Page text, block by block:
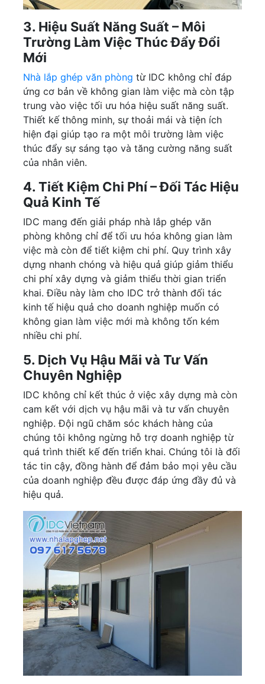
3. Hiệu Suất Năng Suất – Môi
Trường Làm Việc Thúc Đẩy Đổi
Mới
Nhà lắp ghép văn phòng từ IDC không chỉ đáp
ứng cơ bản về không gian làm việc mà còn tập
trung vào việc tối ưu hóa hiệu suất năng suất.
Thiết kế thông minh, sự thoải mái và tiện ích
hiện đại giúp tạo ra một môi trường làm việc
thúc đẩy sự sáng tạo và tăng cường năng suất
của nhân viên.
4. Tiết Kiệm Chi Phí – Đối Tác Hiệu
Quả Kinh Tế
IDC mang đến giải pháp nhà lắp ghép văn
phòng không chỉ để tối ưu hóa không gian làm
việc mà còn để tiết kiệm chi phí. Quy trình xây
dựng nhanh chóng và hiệu quả giúp giảm thiểu
chi phí xây dựng và giảm thiểu thời gian triển
khai. Điều này làm cho IDC trở thành đối tác
kinh tế hiệu quả cho doanh nghiệp muốn có
không gian làm việc mới mà không tốn kém
nhiều chi phí.
5. Dịch Vụ Hậu Mãi và Tư Vấn
Chuyên Nghiệp
IDC không chỉ kết thúc ở việc xây dựng mà còn
cam kết với dịch vụ hậu mãi và tư vấn chuyên
nghiệp. Đội ngũ chăm sóc khách hàng của
chúng tôi không ngừng hỗ trợ doanh nghiệp từ
quá trình thiết kế đến triển khai. Chúng tôi là đối
tác tin cậy, đồng hành để đảm bảo mọi yêu cầu
của doanh nghiệp đều được đáp ứng đầy đủ và
hiệu quả.